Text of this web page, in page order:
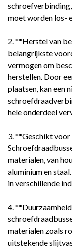
moet worden los-
2. **Herstel van
belangrijkste
vermogen om
herstellen. Door
plaatsen, kan een
hele onderdeel
3. **Geschikt
materialen, van
aluminium en
in verschillende
4.
materialen zoals
uitstekende